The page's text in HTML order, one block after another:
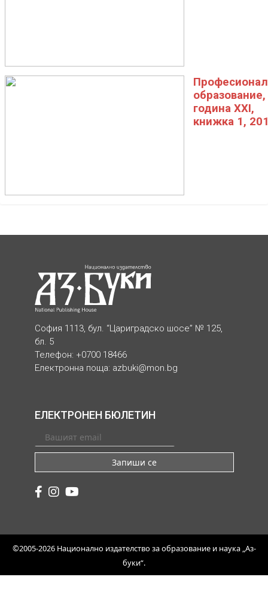
образование,
година XXI,
книжка 1,
София 1113, бул. “Цариградско шосе” № 125,
бл. 5
Телефон: +0700 18466
Електронна поща: azbuki@mon.bg
ЕЛЕКТРОНЕН БЮЛЕТИН
Запиши се
©2005-2026 Национално издателство за образование и наука „Аз-
буки“.